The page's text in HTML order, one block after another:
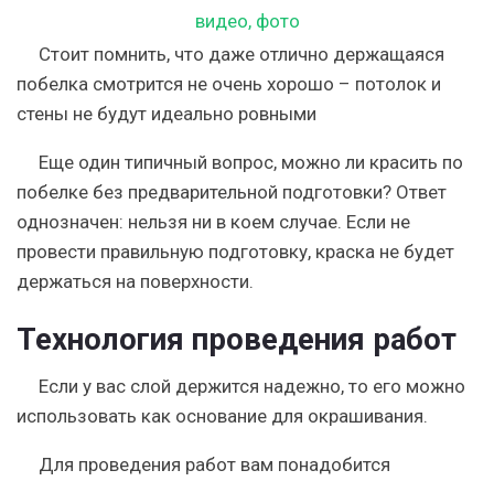
Стоит помнить, что даже отлично держащаяся
побелка смотрится не очень хорошо – потолок и
стены не будут идеально ровными
Еще один типичный вопрос, можно ли красить по
побелке без предварительной подготовки? Ответ
однозначен: нельзя ни в коем случае. Если не
провести правильную подготовку, краска не будет
держаться на поверхности.
Технология проведения работ
Если у вас слой держится надежно, то его можно
использовать как основание для окрашивания.
Для проведения работ вам понадобится